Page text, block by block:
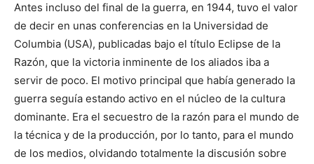
Antes incluso del final de la guerra, en 1944, tuvo el valor
de decir en unas conferencias en la Universidad de
Columbia (USA), publicadas bajo el título Eclipse de la
Razón, que la victoria inminente de los aliados iba a
servir de poco. El motivo principal que había generado la
guerra seguía estando activo en el núcleo de la cultura
dominante. Era el secuestro de la razón para el mundo de
la técnica y de la producción, por lo tanto, para el mundo
de los medios, olvidando totalmente la discusión sobre